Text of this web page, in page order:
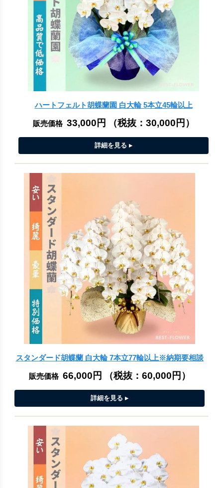
ハートフェルト胡蝶蘭園 白大輪 5本立45輪以上
販売価格 33,000円 （税抜： 30,000円 ）
スタンダード胡蝶蘭 白大輪 7本立77輪以上※納期要相談
販売価格 66,000円 （税抜： 60,000円 ）